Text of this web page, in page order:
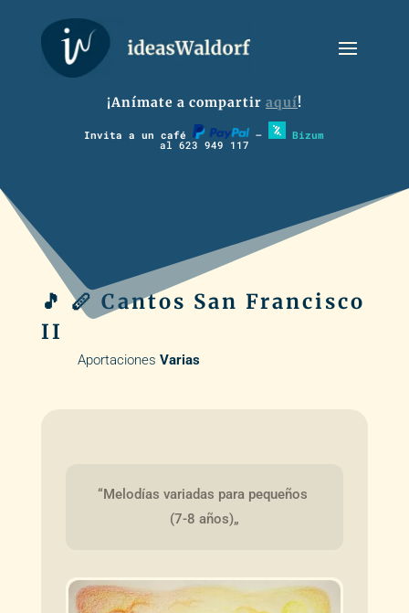
¡Anímate a compartir aquí!
Invita a un café – Bizum
al 623 949 117
🎵 🪈 Cantos San Francisco
II
Aportaciones Varias
“Melodías variadas para pequeños
(7-8 años)„